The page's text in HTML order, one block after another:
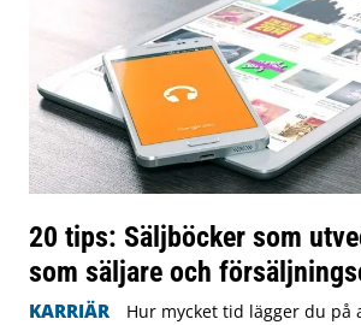
20 tips: Säljböcker som
som säljare och
KARRIÄR
Hur mycket tid lägger du på